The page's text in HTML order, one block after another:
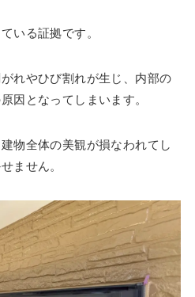
いる証拠です。
れやひび割れが生じ、内部の
因となってしまいます。
物全体の美観が損なわれてし
ません。